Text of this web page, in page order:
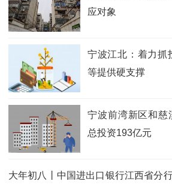
应对象
宁波江北：着力抓
等提供硬支撑
宁波前湾新区和慈
总投资193亿元
大年初八丨中国进出口银行江西省分